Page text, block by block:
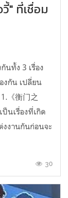
" ที่เชื่อม
นทั้ง 3 เรื่อง
งกัน เปลี่ยน
《衡门之
นเรื่องที่เกิด
งงานกันก่อนจะ
30